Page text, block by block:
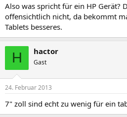
Also was spricht für ein HP Gerät?
offensichtlich nicht, da bekommt
Tablets besseres.
H hactor
Gast
24. Februar 2013
7" zoll sind echt zu wenig für ein